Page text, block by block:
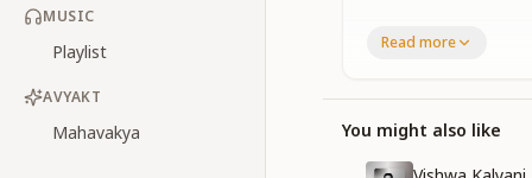
MUSIC
Playlist
AVYAKT
Mahavakya
इतनी तुम तो खो गई
तुम नष्टोमोहा हो गई
माँ की भी माँ बन गई थी
Read more
You might also like